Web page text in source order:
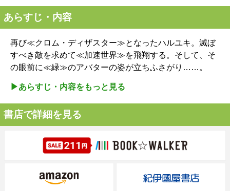
あらすじ・内容
再び≪クロム・ディザスター≫となったハルユキ。滅ぼ
すべき敵を求めて≪加速世界≫を飛翔する。そして、そ
の眼前に≪緑≫のアバターの姿が立ちふさがり……。
▶︎あらすじ・内容をもっと見る
書店で詳細を見る